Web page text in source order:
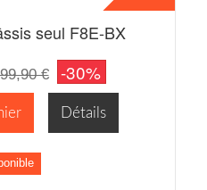
seul F8E-BX
€ -30%
Détails